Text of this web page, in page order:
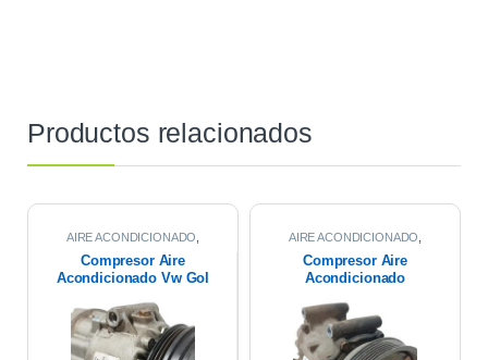
Productos relacionados
AIRE ACONDICIONADO
Compresor Aire
Acondicionado Vw Gol
AIRE ACONDICIONADO
Compresor Aire
Acondicionado
K4m 2013